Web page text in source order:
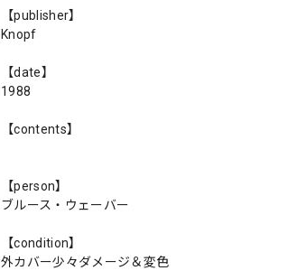
【publisher】
Knopf
【date】
1988
【contents】
【person】
ブルース・ウェーバー
【condition】
外カバー少々ダメージ＆変色